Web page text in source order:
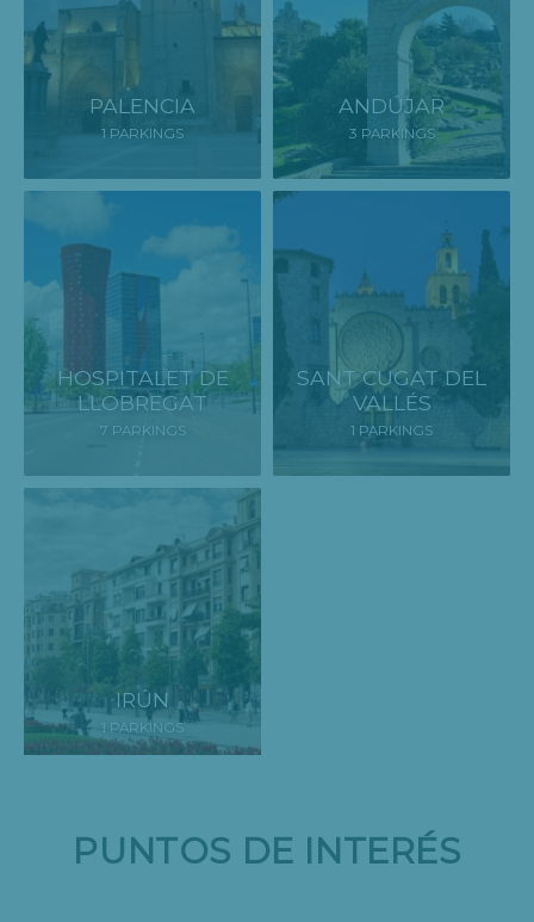
PALENCIA
1 PARKINGS
ANDÚJAR
3 PARKINGS
HOSPITALET DE
LLOBREGAT
7 PARKINGS
SANT CUGAT DEL
VALLÉS
1 PARKINGS
IRÚN
1 PARKINGS
PUNTOS DE INTERÉS